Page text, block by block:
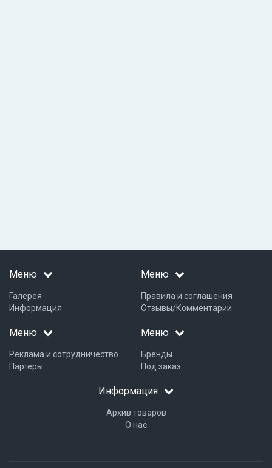
Меню
Галерея
Информация
Меню
Правила и соглашения
Отзывы/Комментарии
Меню
Реклама и сотрудничество
Партёры
Меню
Бренды
Под заказ
Информация
Архив товаров
О нас